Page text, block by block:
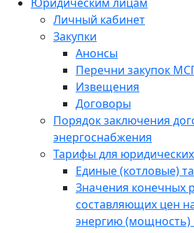
Личный кабинет
Закупки
Анонсы
Перечни закупок
Извещения
Договоры
Порядок заключения
энергоснабжения
Тарифы для
Единые (котловые)
Значения конечных
составляющих цен
энергию